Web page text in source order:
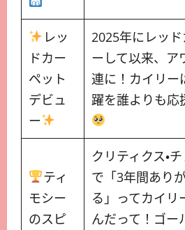
レッ
ドカー
ペット
デビュ
ー
2025年にレッ
ーして以来、ア
連に！カイリー
躍を誰よりも応
ティ
モシー
のスピ
クリティクス・
で「3年間あり
る」ってカイリ
んだって！ゴー